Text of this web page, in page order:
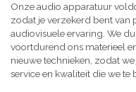
Onze audio apparatuur
zodat je verzekerd bent van
audiovisuele ervaring. We
voortdurend ons materieel
nieuwe technieken, zodat
service en kwaliteit die we te